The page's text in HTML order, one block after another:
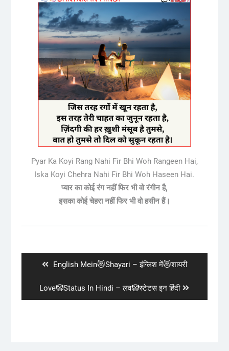
Pyar Ka Koyi Rang Nahi Fir Bhi Woh Rangeen Hai,
Iska Koyi Chehra Nahi Fir Bhi Woh Haseen Hai.
प्यार का कोई रंग नहीं फिर भी वो रंगीन है,
इसका कोई चेहरा नहीं फिर भी वो हसीन हैं।
Previous
English Mein😻Shayari – इंग्लिश में😻शायरी
Next
post:
Love🤡Status In Hindi – लव🤡स्टेटस इन हिंदी